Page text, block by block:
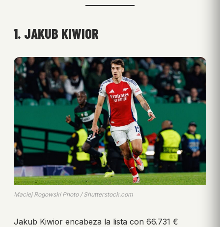
1. JAKUB KIWIOR
Maciej Rogowski Photo / Shutterstock.com
Jakub Kiwior encabeza la lista con 66.731 €